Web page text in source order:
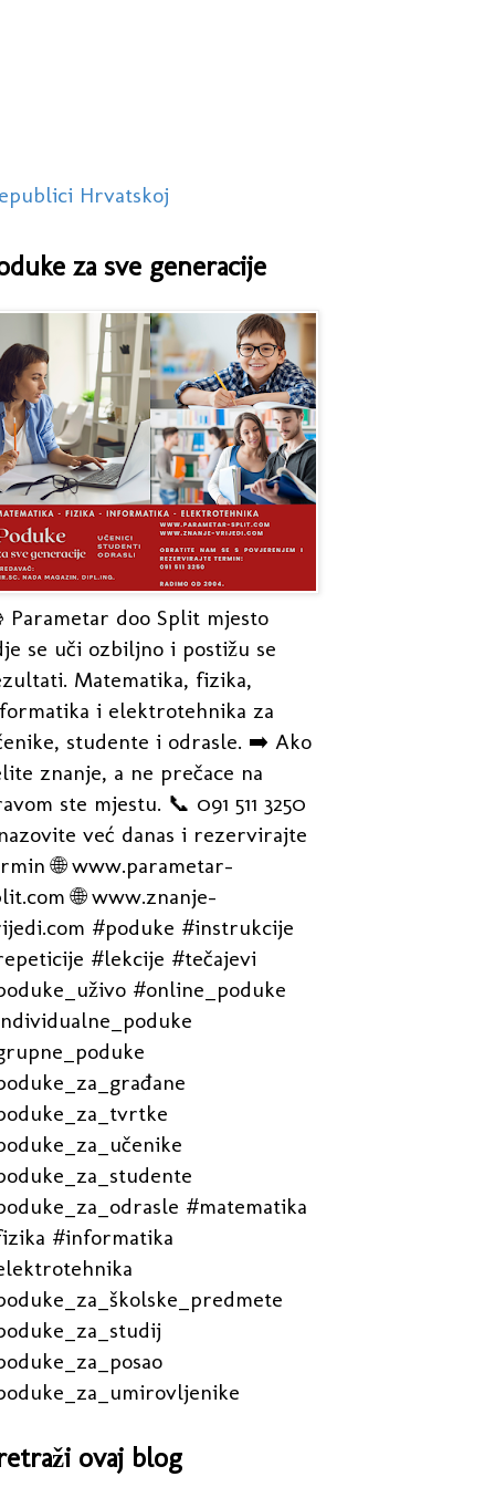
Hrvatskoj
za sve generacije
Parametar doo Split mjesto
se uči ozbiljno i postižu se
Matematika, fizika,
i elektrotehnika za
studente i odrasle. ➡️ Ako
znanje, a ne prečace na
ste mjestu. 📞 091 511 3250
već danas i rezervirajte
🌐 www.parametar-
🌐 www.znanje-
#poduke #instrukcije
#lekcije #tečajevi
#online_poduke
#matematika
#informatika
ovaj blog